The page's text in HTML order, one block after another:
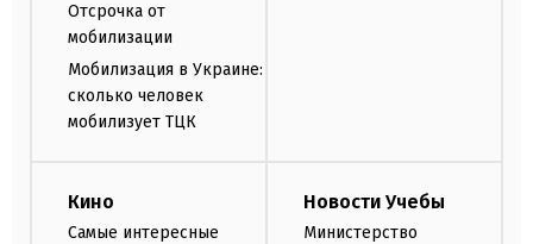
Отсрочка от
мобилизации
Мобилизация в Украине:
сколько человек
мобилизует ТЦК
Кино
Самые интересные
Новости Учебы
Министерство